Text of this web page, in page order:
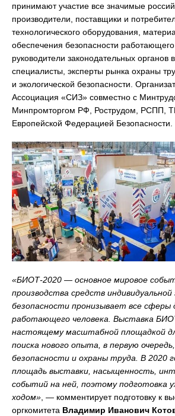
принимают участие все значимые
производители, поставщики и
технологического оборудования,
обеспечения безопасности работающего
руководители законодательных органов
специалисты, эксперты рынка охраны
и экологической безопасности.
Ассоциация «СИЗ» совместно с
Минпромторгом РФ, Рострудом, РСПП,
Европейской Федерацией Безопасности.
«БИОТ-2020 — основное мировое
производства средств
безопасности пронизывает все сферы
работающего человека. Выставка
настоящему масштабной площадкой
поиска нового опыта, в первую
безопасности и охраны труда. В 2020
площадь выставки, насыщенность,
событий на ней, поэтому подготовка
ходом» , — комментирует подготовку к
оргкомитета Владимир Иванович